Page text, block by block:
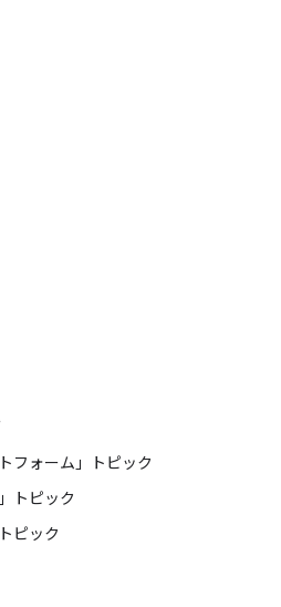
フォーム」トピック
トピック
ピック